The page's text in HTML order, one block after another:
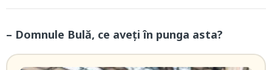
– Domnule Bulă, ce aveți în punga asta?